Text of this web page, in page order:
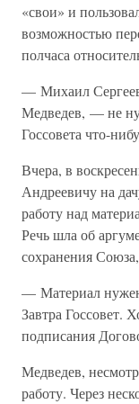
«свои» и
возможностью
полчаса
— Михаил
Медведев, — не
Госсовета что-
Вчера, в
Андреевичу на
работу над
Речь шла об
сохранения
— Материал
Завтра Госсовет.
подписания
Медведев,
работу. Через